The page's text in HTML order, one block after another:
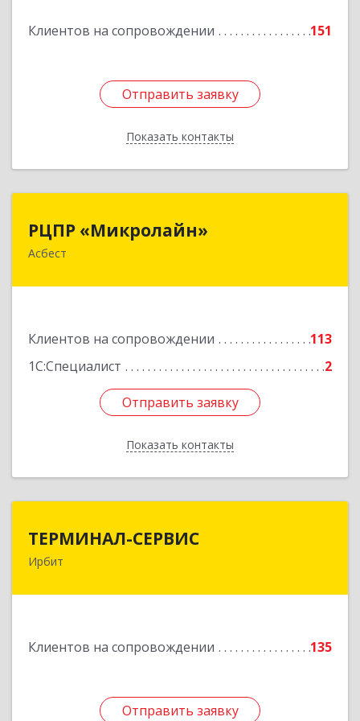
Клиентов на сопровождении 151
Отправить заявку
Показать контакты
Отправить заявку
Назад
РЦПР «Микролайн»
Асбест
Клиентов на сопровождении
113
1С:Специалист
2
Отправить заявку
Показать контакты
РЦПР «Микролайн»
624272, Свердловская обл, Асбест г, имени В.И.
Отправить заявку
Назад
ТЕРМИНАЛ-СЕРВИС
Ирбит
Клиентов на сопровождении 135
Отправить заявку
Отправить заявку